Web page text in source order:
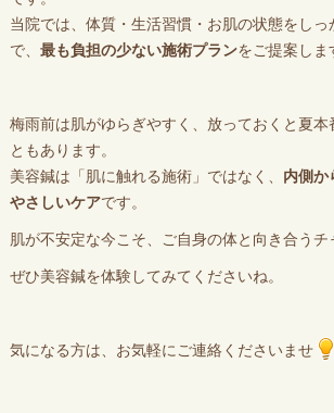
当院では、体質・生活習慣・お肌の状態をしっ
で、 最も負担の少ない施術プランをご提案しま
梅雨前は肌がゆらぎやすく、放っておくと夏本
ともあります。
美容鍼は「肌に触れる施術」ではなく、 内側か
やさしいケアです。
肌が不安定な今こそ、ご自身の体と向き合うチ
ぜひ美容鍼を体験してみてくださいね。
気になる方は、お気軽にご連絡くださいませ